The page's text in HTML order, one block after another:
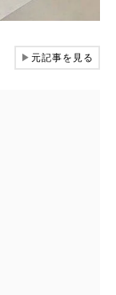
▶元記事を見る